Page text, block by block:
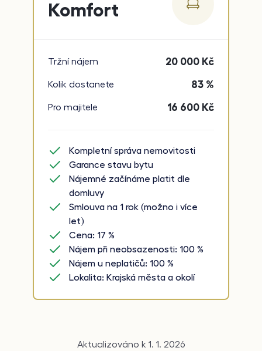
Komfort
Tržní nájem 20 000 Kč
Kolik dostanete 83 %
Pro majitele 16 600 Kč
Kompletní správa nemovitosti
Garance stavu bytu
Nájemné začínáme platit dle
domluvy
Smlouva na 1 rok (možno i více
let)
Cena: 17 %
Nájem při neobsazenosti: 100 %
Nájem u neplatičů: 100 %
Lokalita: Krajská města a okolí
Aktualizováno k 1. 1. 2026